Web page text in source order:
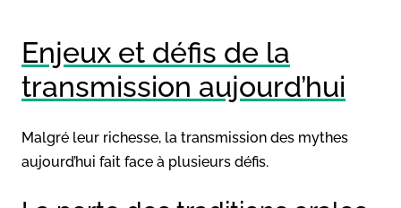
Enjeux et défis de la
transmission aujourd’hui
Malgré leur richesse, la transmission des mythes
aujourd’hui fait face à plusieurs défis.